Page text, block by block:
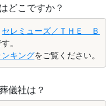
どこですか？
セレミューズ／ＴＨＥ Ｂ
。
キングをご覧ください。
儀社は？